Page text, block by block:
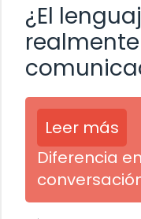
¿El
Leer más
Diferencia